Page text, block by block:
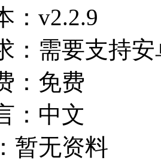
： v2.2.9
： 需要支持
： 免费
： 中文
暂无资料